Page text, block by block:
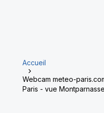
Accueil
Webcam meteo-
Paris - vue Montparnasse